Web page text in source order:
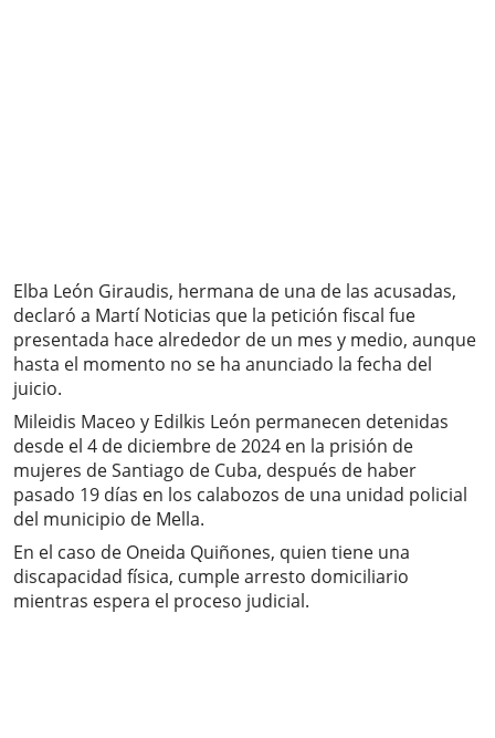
Elba León Giraudis, hermana de una de las acusadas,
declaró a Martí Noticias que la petición fiscal fue
presentada hace alrededor de un mes y medio, aunque
hasta el momento no se ha anunciado la fecha del
juicio.
Mileidis Maceo y Edilkis León permanecen detenidas
desde el 4 de diciembre de 2024 en la prisión de
mujeres de Santiago de Cuba, después de haber
pasado 19 días en los calabozos de una unidad policial
del municipio de Mella.
En el caso de Oneida Quiñones, quien tiene una
discapacidad física, cumple arresto domiciliario
mientras espera el proceso judicial.